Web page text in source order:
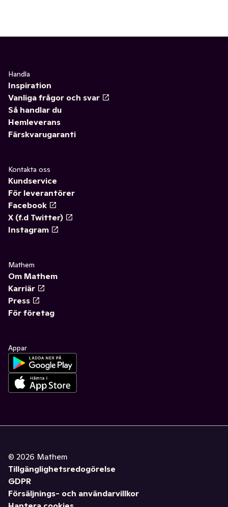
Handla
Inspiration
Vanliga frågor och svar
Så handlar du
Hemleverans
Färskvarugaranti
Kontakta oss
Kundservice
För leverantörer
Facebook
X (f.d Twitter)
Instagram
Mathem
Om Mathem
Karriär
Press
För företag
Appar
© 2026 Mathem
Tillgänglighetsredogörelse
GDPR
Försäljnings- och användarvillkor